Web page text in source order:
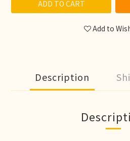
ADD TO CART
Add to
Description